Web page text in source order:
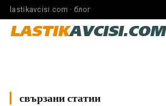
lastikavcisi.com · блог
LASTIKAVCISI.COM
свързани статии